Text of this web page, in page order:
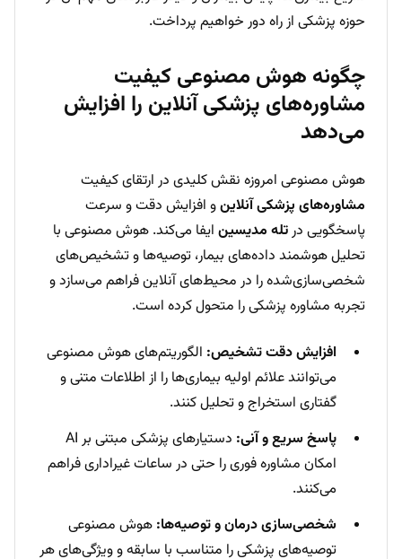
حوزه پزشکی از راه دور خواهیم پرداخت.
چگونه هوش مصنوعی کیفیت
مشاوره‌های پزشکی آنلاین را افزایش
می‌دهد
هوش مصنوعی امروزه نقش کلیدی در ارتقای کیفیت
مشاوره‌های پزشکی آنلاینو افزایش دقت و سرعت
پاسخگویی درتله مدیسین ایفا می‌کند. هوش مصنوعی با
تحلیل هوشمند داده‌های بیمار، توصیه‌ها و تشخیص‌های
شخصی‌سازی‌شده را در محیط‌های آنلاین فراهم می‌سازد و
تجربه مشاوره پزشکی را متحول کرده است.
افزایش دقت تشخیص: الگوریتم‌های هوش مصنوعی
می‌توانند علائم اولیه بیماری‌ها را از اطلاعات متنی و
گفتاری استخراج و تحلیل کنند.
پاسخ سریع و آنی:
دستیارهای پزشکی مبتنی بر AI
امکان مشاوره فوری را حتی در ساعات غیراداری فراهم
می‌کنند.
شخصی‌سازی درمان و توصیه‌ها: هوش مصنوعی
توصیه‌های پزشکی را متناسب با سابقه و ویژگی‌های هر